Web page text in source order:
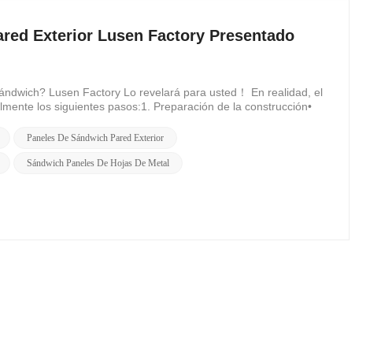
Exterior Lusen Factory Presentado
Lusen Factory Lo revelará para usted！ En realidad, el
los siguientes pasos:1. Preparación de la construcción•
Paneles De Sándwich Pared Exterior
Sándwich Paneles De Hojas De Metal